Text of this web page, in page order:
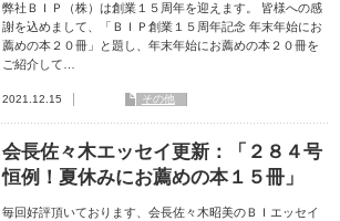
弊社ＢＩＰ（株）は創業１５周年を迎えます。 皆様への感
謝を込めまして、「ＢＩＰ創業１５周年記念 年末年始にお
薦めの本２０冊」と題し、年末年始にお薦めの本２０冊を
ご紹介して…
2021.12.15 その他
会長佐々木エッセイ更新：「２８４号
恒例！夏休みにお薦めの本１５冊」
毎回好評頂いております、会長佐々木昭美のＢＩエッセイ